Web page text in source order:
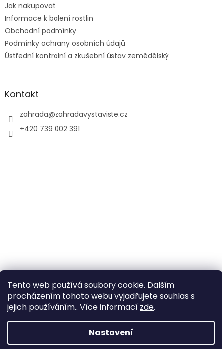
Tento web používá soubory cookie. Dalším
procházením tohoto webu vyjadřujete souhlas s
jejich používáním.. Více informací zde.
Nastavení
Jak nakupovat
Informace k balení rostlin
Obchodní podmínky
Podmínky ochrany osobních údajů
Ústřední kontrolní a zkušební ústav zemědělský
Kontakt
zahrada@zahradavystaviste.cz
+420 739 002 391